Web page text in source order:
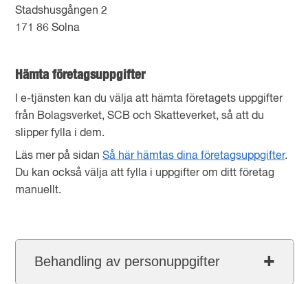
Stadshusgången 2
171 86 Solna
Hämta företagsuppgifter
I e-tjänsten kan du välja att hämta företagets uppgifter
från Bolagsverket, SCB och Skatteverket, så att du
slipper fylla i dem.
Läs mer på sidanSå här hämtas dina företagsuppgifter.
Du kan också välja att fylla i uppgifter om ditt företag
manuellt.
Behandling av personuppgifter